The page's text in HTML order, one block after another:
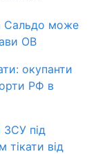
Сальдо може
ОВ
окупанти
РФ в
ЗСУ під
від